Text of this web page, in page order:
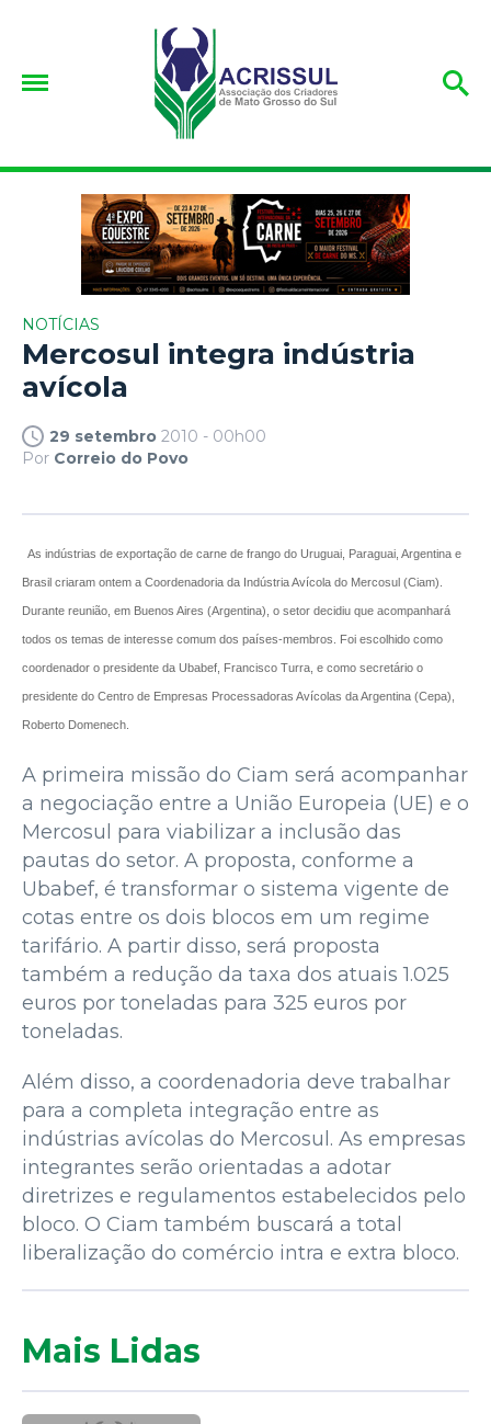
NOTÍCIAS
Mercosul integra indústria
avícola
29 setembro 2010 - 00h00
Por Correio do Povo
As indústrias de exportação de carne de frango do Uruguai, Paraguai, Argentina e
Brasil criaram ontem a Coordenadoria da Indústria Avícola do Mercosul (Ciam).
Durante reunião, em Buenos Aires (Argentina), o setor decidiu que acompanhará
todos os temas de interesse comum dos países-membros. Foi escolhido como
coordenador o presidente da Ubabef, Francisco Turra, e como secretário o
presidente do Centro de Empresas Processadoras Avícolas da Argentina (Cepa),
Roberto Domenech.
A primeira missão do Ciam será acompanhar
a negociação entre a União Europeia (UE) e o
Mercosul para viabilizar a inclusão das
pautas do setor. A proposta, conforme a
Ubabef, é transformar o sistema vigente de
cotas entre os dois blocos em um regime
tarifário. A partir disso, será proposta
também a redução da taxa dos atuais 1.025
euros por toneladas para 325 euros por
toneladas.
Além disso, a coordenadoria deve trabalhar
para a completa integração entre as
indústrias avícolas do Mercosul. As empresas
integrantes serão orientadas a adotar
diretrizes e regulamentos estabelecidos pelo
bloco. O Ciam também buscará a total
liberalização do comércio intra e extra bloco.
Mais Lidas